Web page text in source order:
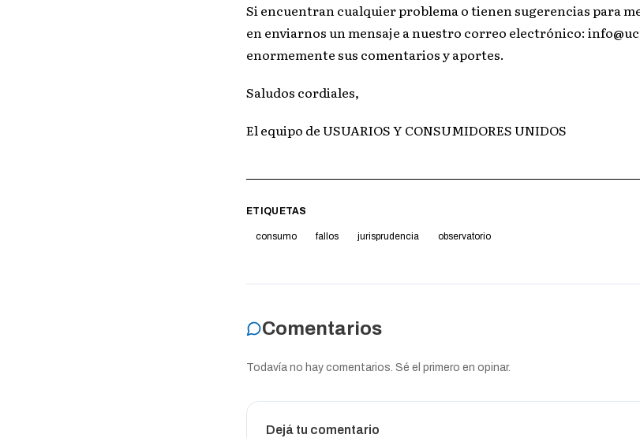
Si encuentran cualquier problema o tienen sugerencias para
en enviarnos un mensaje a nuestro correo electrónico:
enormemente sus comentarios y aportes.
Saludos cordiales,
El equipo de USUARIOS Y CONSUMIDORES UNIDOS
ETIQUETAS
consumo fallos jurisprudencia observatorio
Comentarios
Todavía no hay comentarios. Sé el primero en opinar.
Dejá tu comentario